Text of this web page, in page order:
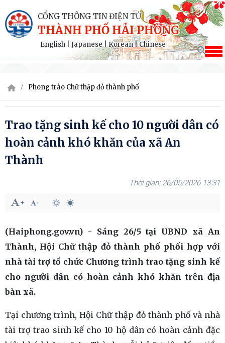
CỔNG THÔNG TIN ĐIỆN TỬ
THÀNH PHỐ HẢI PHÒNG
English Japanese|Korean|Chinese
Phong trào Chữ thập đỏ thành phố
Trao tặng sinh kế cho 10 người dân có
hoàn cảnh khó khăn của xã An
Thành
26/05/2026 13:31
(Haiphong.gov.vn) - Sáng 26/5 tại UBND xã An
Thành, Hội Chữ thập đỏ thành phố phối hợp với
nhà tài trợ tổ chức Chương trình trao tặng sinh kế
cho người dân có hoàn cảnh khó khăn trên địa
bàn xã.
Tại chương trình, Hội Chữ thập đỏ thành phố và nhà
tài trợ trao sinh kế cho 10 hộ dân có hoàn cảnh đặc